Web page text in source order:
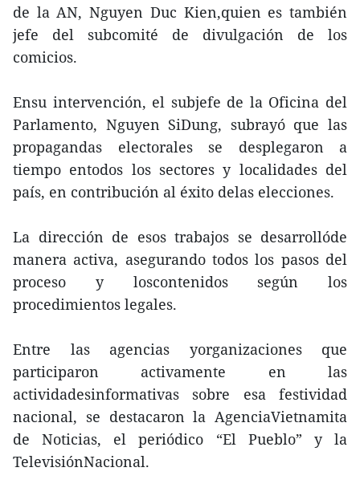
de la AN, Nguyen Duc Kien,quien es también
jefe del subcomité de divulgación de los
comicios.
Ensu intervención, el subjefe de la Oficina del
Parlamento, Nguyen SiDung, subrayó que las
propagandas electorales se desplegaron a
tiempo entodos los sectores y localidades del
país, en contribución al éxito delas elecciones.
La dirección de esos trabajos se desarrollóde
manera activa, asegurando todos los pasos del
proceso y loscontenidos según los
procedimientos legales.
Entre las agencias yorganizaciones que
participaron activamente en las
actividadesinformativas sobre esa festividad
nacional, se destacaron la AgenciaVietnamita
de Noticias, el periódico “El Pueblo” y la
TelevisiónNacional.